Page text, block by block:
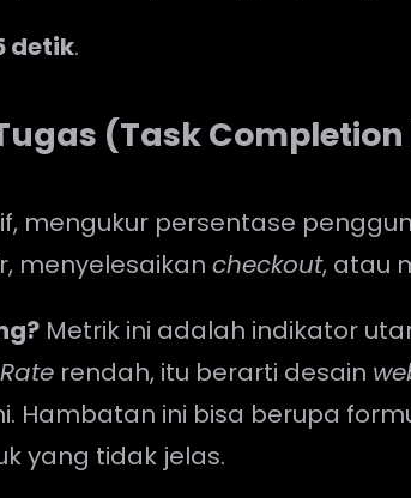
detik.
(Task Completion
mengukur persentase
menyelesaikancheckout, atau
Metrik ini adalah indikator
rendah, itu berarti desain
Hambatan ini bisa berupa
yang tidak jelas.